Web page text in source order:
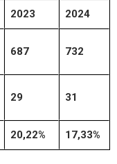
2023 2024
687 732
29 31
20,22% 17,33%